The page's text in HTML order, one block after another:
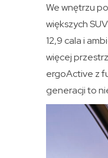
We wnętrzu
większych
12,9 cala i
więcej
ergoActive z
generacji to